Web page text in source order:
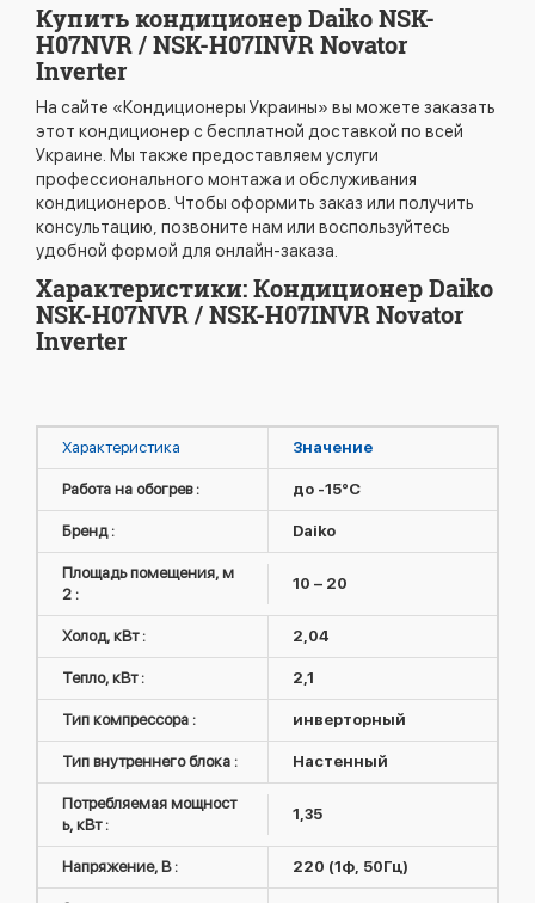
Купить кондиционер Daiko NSK-
H07NVR / NSK-H07INVR Novator
Inverter
На сайте «Кондиционеры Украины» вы можете заказать
этот кондиционер с бесплатной доставкой по всей
Украине. Мы также предоставляем услуги
профессионального монтажа и обслуживания
кондиционеров. Чтобы оформить заказ или получить
консультацию, позвоните нам или воспользуйтесь
удобной формой для онлайн-заказа.
Характеристики: Кондиционер Daiko
NSK-H07NVR / NSK-H07INVR Novator
Inverter
Характеристика Значение
Работа на обогрев : до -15°C
Бренд : Daiko
Площадь помещения, м
2 :
10 – 20
Холод, кВт : 2,04
Тепло, кВт : 2,1
Тип компрессора : инверторный
Тип внутреннего блока : Настенный
Потребляемая мощност
ь, кВт :
1,35
Напряжение, В : 220 (1ф, 50Гц)